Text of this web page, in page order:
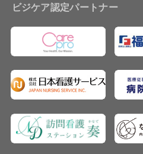
ビジケア認定パートナー